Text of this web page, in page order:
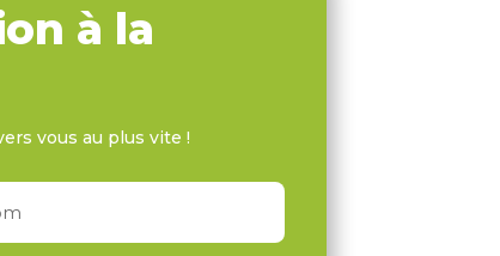
à la
vous au plus vite !